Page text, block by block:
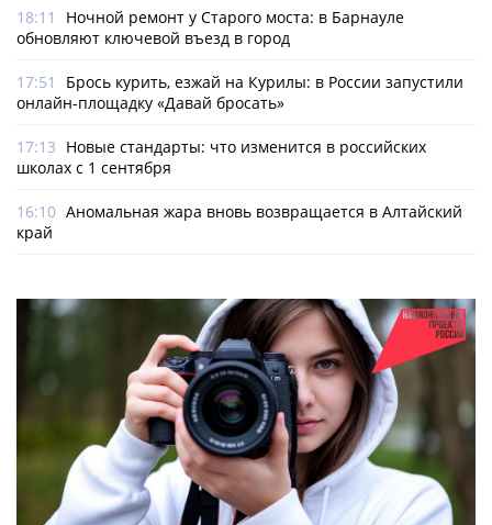
18:11
Ночной ремонт у Старого моста: в Барнауле
обновляют ключевой въезд в город
17:51
Брось курить, езжай на Курилы: в России запустили
онлайн-­площадку «Давай бросать»
17:13 Новые стандарты: что изменится в российских
школах с 1 сентября
16:10 Аномальная жара вновь возвращается в Алтайский
край